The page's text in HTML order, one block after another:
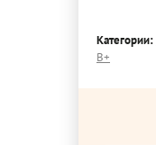
Категории:
B+